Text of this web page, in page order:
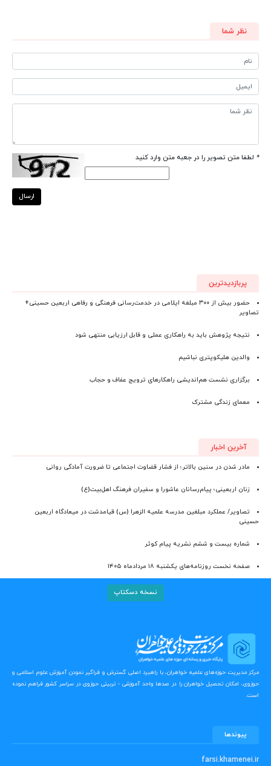
نظر شما
* لطفا متن تصویر را در جعبه متن وارد کنید
ارسال
پربازدیدترین
حضور بیش از ۳۰۰ مبلغه ایلامی در خدمت‌رسانی فرهنگی و رفاهی اربعین حسینی+
تصاویر
نتیجه پژوهش باید به راهکاری عملی و قابل ارزیابی منتهی شود
والدین هلیکوپتری نباشیم
برگزاری نشست هم‌اندیشی راهکارهای ترویج عفاف و حجاب
معمای زندگی مشترک
آخرین اخبار
مادر شدن در سنین بالاتر؛ از فشار قضاوت اجتماعی تا ضرورت آمادگی روانی
زنان اربعینی؛ پیام‌رسانان عاشورا و سفیران فرهنگ اهل‌بیت(ع)
تصاویر/ عملکرد مبلغین مدرسه علمیه الزهرا (س) قیامدشت در میعادگاه اربعین
حسینی
شماره بیست و ششم نشریه پیام کوثر
صفحه نخست روزنامه‌های یکشنبه ۱۸ مردادماه ۱۴۰۵
نسخه دسکتاپ
مرکز مدیریت حوزه‌های علمیه خواهران، با راهبرد اصلی گسترش و فراگیر نمودن آموزش علوم اسلامی و
حوزوی، امکان تحصیل خواهران را در صدها واحد آموزشی - تربیتی حوزوی در سراسر کشور فراهم نموده
است.
پیوندها
farsi.khamenei.ir